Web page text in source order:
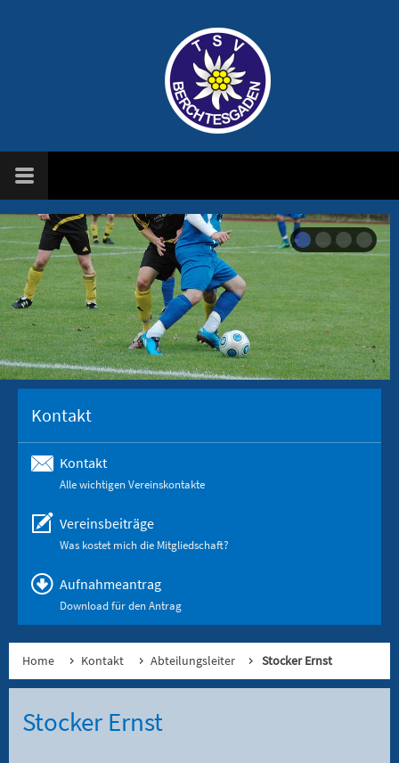
Kontakt
Kontakt
Alle wichtigen Vereinskontakte
Vereinsbeiträge
Was kostet mich die Mitgliedschaft?
Aufnahmeantrag
Download für den Antrag
Home Kontakt Abteilungsleiter Stocker Ernst
Stocker Ernst